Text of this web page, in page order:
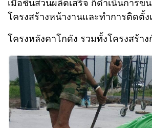
เมื่อชิ้นส่วนผลิตเสร็จ ก็ดำเนินการข
โครงสร้างหน้างานและทำการติดตั้ง
โครงหลังคาโกดัง รวมทั้งโครงสร้า